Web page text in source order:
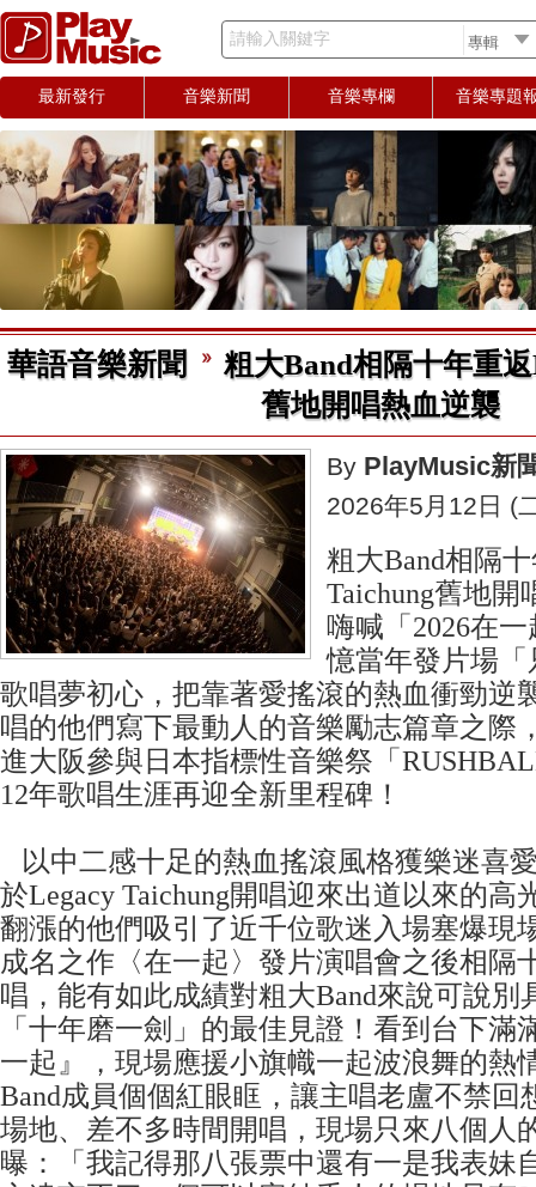
請輸入關鍵字
最新發行 音樂新聞 音樂專欄 音樂專題
華語音樂新聞
粗大Band相隔十年重
舊地開唱熱血逆襲
By PlayMusic新
2026年5月12日 (
粗大Band相隔
Taichung舊地開
嗨喊「2026在
憶當年發片場
歌唱夢初心，把靠著愛搖滾的熱血衝勁逆
唱的他們寫下最動人的音樂勵志篇章之際
進大阪參與日本指標性音樂祭「
12年歌唱生涯再迎全新里程碑！
以中二感十足的熱血搖滾風格獲樂迷喜
於Legacy Taichung開唱迎來出道以來的高
翻漲的他們吸引了近千位歌迷入場塞爆現
成名之作〈在一起〉發片演唱會之後相隔
唱，能有如此成績對粗大Band來說可說別
「十年磨一劍」的最佳見證！看到台下滿
一起』，現場應援小旗幟一起波浪舞的熱
Band成員個個紅眼眶，讓主唱老盧不禁回
場地、差不多時間開唱，現場只來八個人
曝：「我記得那八張票中還有一是我表妹